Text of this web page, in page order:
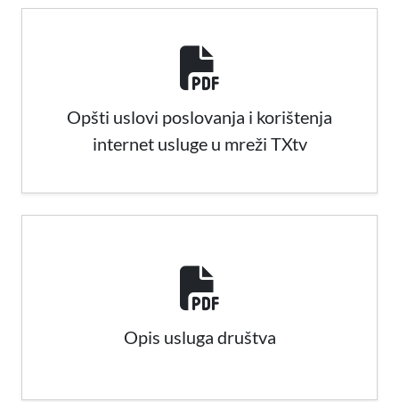
Opšti uslovi poslovanja i korištenja
internet usluge u mreži TXtv
Opis usluga društva